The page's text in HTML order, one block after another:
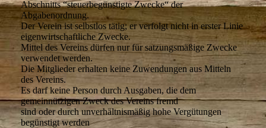
Abschnitts “steuerbegünstigte Zwecke“ der
Abgabenordnung.
Der Verein ist selbstlos tätig; er verfolgt nicht in erster Linie
eigenwirtschaftliche Zwecke.
Mittel des Vereins dürfen nur für satzungsmäßige Zwecke
verwendet werden.
Die Mitglieder erhalten keine Zuwendungen aus Mitteln
des Vereins.
Es darf keine Person durch Ausgaben, die dem
gemeinnützigen Zweck des Vereins fremd
sind oder durch unverhältnismäßig hohe Vergütungen
begünstigt werden